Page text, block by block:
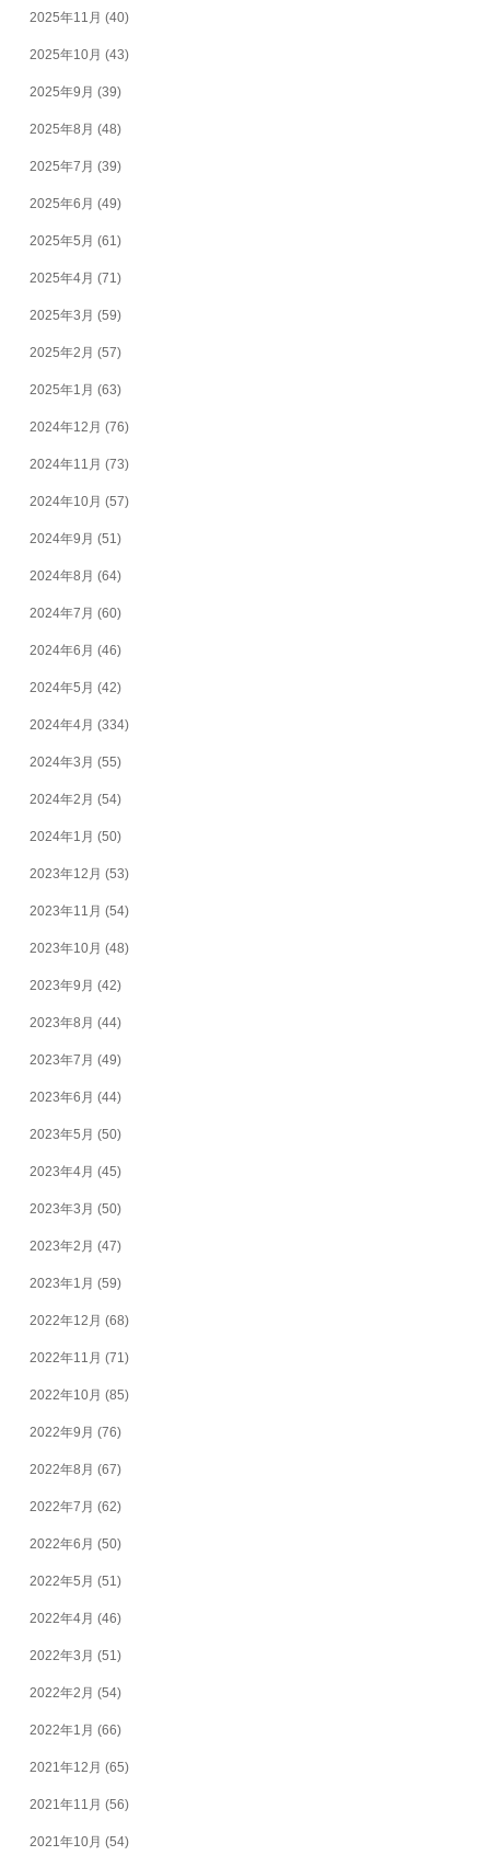
2025年11月 (40)
2025年10月 (43)
2025年9月 (39)
2025年8月 (48)
2025年7月 (39)
2025年6月 (49)
2025年5月 (61)
2025年4月 (71)
2025年3月 (59)
2025年2月 (57)
2025年1月 (63)
2024年12月 (76)
2024年11月 (73)
2024年10月 (57)
2024年9月 (51)
2024年8月 (64)
2024年7月 (60)
2024年6月 (46)
2024年5月 (42)
2024年4月 (334)
2024年3月 (55)
2024年2月 (54)
2024年1月 (50)
2023年12月 (53)
2023年11月 (54)
2023年10月 (48)
2023年9月 (42)
2023年8月 (44)
2023年7月 (49)
2023年6月 (44)
2023年5月 (50)
2023年4月 (45)
2023年3月 (50)
2023年2月 (47)
2023年1月 (59)
2022年12月 (68)
2022年11月 (71)
2022年10月 (85)
2022年9月 (76)
2022年8月 (67)
2022年7月 (62)
2022年6月 (50)
2022年5月 (51)
2022年4月 (46)
2022年3月 (51)
2022年2月 (54)
2022年1月 (66)
2021年12月 (65)
2021年11月 (56)
2021年10月 (54)